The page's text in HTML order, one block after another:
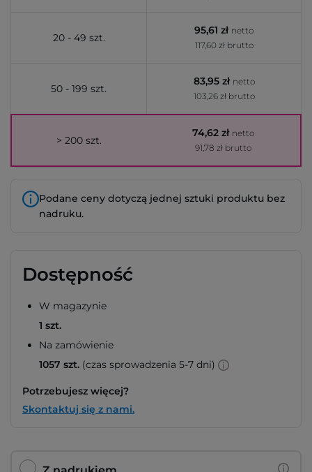
20 - 49 szt.
95,61 zł netto
117,60 zł brutto
50 - 199 szt.
83,95 zł netto
103,26 zł brutto
> 200 szt.
74,62 zł netto
91,78 zł brutto
Podane ceny dotyczą jednej sztuki produktu bez
nadruku.
Dostępność
W magazynie
1 szt.
Na zamówienie
1057 szt. (czas sprowadzenia 5-7 dni)
Potrzebujesz więcej?
Skontaktuj się z nami.